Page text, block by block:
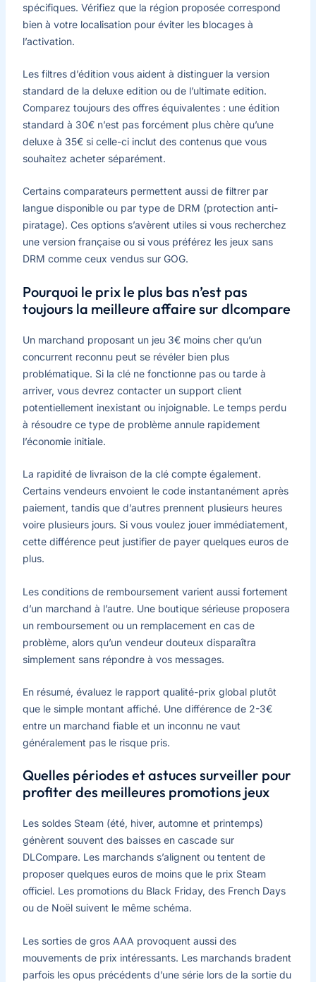
spécifiques. Vérifiez que la région proposée correspond
bien à votre localisation pour éviter les blocages à
l’activation.
Les filtres d’édition vous aident à distinguer la version
standard de la deluxe edition ou de l’ultimate edition.
Comparez toujours des offres équivalentes : une édition
standard à 30€ n’est pas forcément plus chère qu’une
deluxe à 35€ si celle-ci inclut des contenus que vous
souhaitez acheter séparément.
Certains comparateurs permettent aussi de filtrer par
langue disponible ou par type de DRM (protection anti-
piratage). Ces options s’avèrent utiles si vous recherchez
une version française ou si vous préférez les jeux sans
DRM comme ceux vendus sur GOG.
Pourquoi le prix le plus bas n’est pas
toujours la meilleure affaire sur dlcompare
Un marchand proposant un jeu 3€ moins cher qu’un
concurrent reconnu peut se révéler bien plus
problématique. Si la clé ne fonctionne pas ou tarde à
arriver, vous devrez contacter un support client
potentiellement inexistant ou injoignable. Le temps perdu
à résoudre ce type de problème annule rapidement
l’économie initiale.
La rapidité de livraison de la clé compte également.
Certains vendeurs envoient le code instantanément après
paiement, tandis que d’autres prennent plusieurs heures
voire plusieurs jours. Si vous voulez jouer immédiatement,
cette différence peut justifier de payer quelques euros de
plus.
Les conditions de remboursement varient aussi fortement
d’un marchand à l’autre. Une boutique sérieuse proposera
un remboursement ou un remplacement en cas de
problème, alors qu’un vendeur douteux disparaîtra
simplement sans répondre à vos messages.
En résumé, évaluez le rapport qualité-prix global plutôt
que le simple montant affiché. Une différence de 2-3€
entre un marchand fiable et un inconnu ne vaut
généralement pas le risque pris.
Quelles périodes et astuces surveiller pour
profiter des meilleures promotions jeux
Les soldes Steam (été, hiver, automne et printemps)
génèrent souvent des baisses en cascade sur
DLCompare. Les marchands s’alignent ou tentent de
proposer quelques euros de moins que le prix Steam
officiel. Les promotions du Black Friday, des French Days
ou de Noël suivent le même schéma.
Les sorties de gros AAA provoquent aussi des
mouvements de prix intéressants. Les marchands bradent
parfois les opus précédents d’une série lors de la sortie du